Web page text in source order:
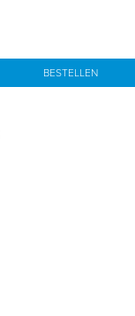
BESTELLEN